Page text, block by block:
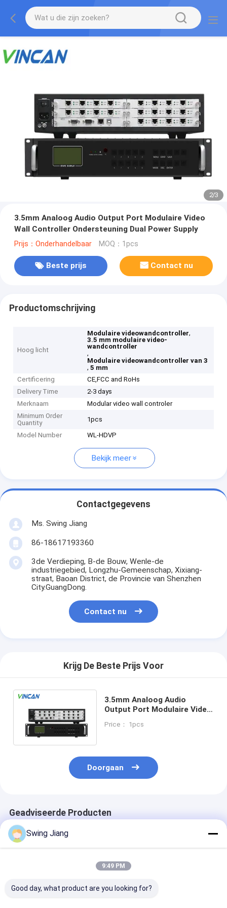
3/3
3.5mm Analoog Audio Output Port Modulaire Video
Wall Controller Ondersteuning Dual Power Supply
Prijs：Onderhandelbaar MOQ：1pcs
Beste prijs Contact nu
Productomschrijving
Hoog licht
Modulaire videowandcontroller,
3.5 mm modulaire video-
wandcontroller
,
Modulaire videowandcontroller van 3
,5 mm
Certificering
CE,FCC and RoHs
Delivery Time
2-3 days
Merknaam
Modular video wall controler
Minimum Order
Quantity
1pcs
Model Number WL-HDVP
Bekijk meer
Contactgegevens
Ms. Swing Jiang
86-18617193360
3de Verdieping, B-de Bouw, Wenle-de
industriegebied, Longzhu-Gemeenschap, Xixiang-
straat, Baoan District, de Provincie van Shenzhen
City.GuangDong.
Contact nu
Krijg De Beste Prijs Voor
3.5mm Analoog Audio
Output Port Modulaire Video
Ondersteuning Dual Power
Price： 1pcs
Doorgaan
Geadviseerde Producten
Swing Jiang
9:49 PM
Good day, what product are you looking for?